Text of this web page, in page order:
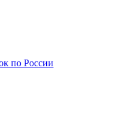
по России